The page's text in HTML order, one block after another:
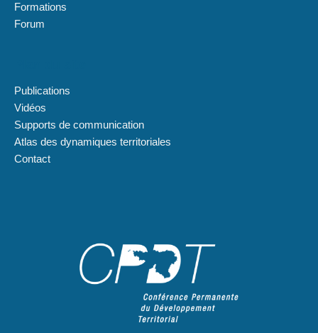
Formations
Forum
Publications
Vidéos
Supports de communication
Atlas des dynamiques territoriales
Contact